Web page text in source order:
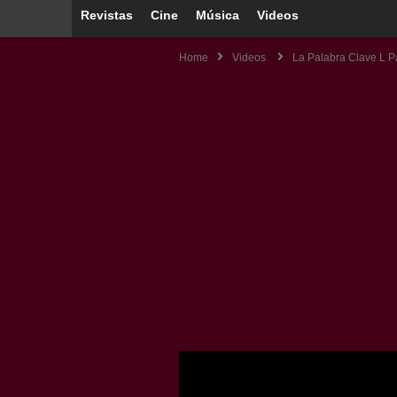
Revistas Cine Música Videos
Home Videos La Palabra Clave L